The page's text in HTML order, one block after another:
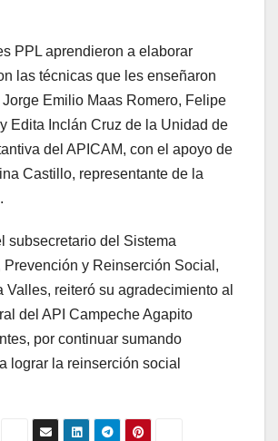
PPL aprendieron a elaborar
las técnicas que les enseñaron
Jorge Emilio Maas Romero, Felipe
Edita Inclán Cruz de la Unidad de
del APICAM, con el apoyo de
Castillo, representante de la
subsecretario del Sistema
Prevención y Reinserción Social,
Valles, reiteró su agradecimiento al
del API Campeche Agapito
por continuar sumando
lograr la reinserción social